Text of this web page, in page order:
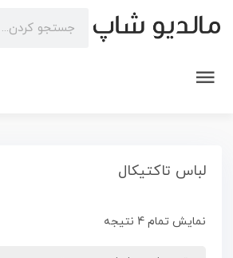
لباس تاکتیکال
نمایش تمام 4 نتیجه